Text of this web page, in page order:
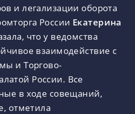
и легализации оборота
России Екатерина
что у ведомства
взаимодействие с
и Торгово-
России. Все
в ходе совещаний,
отметила